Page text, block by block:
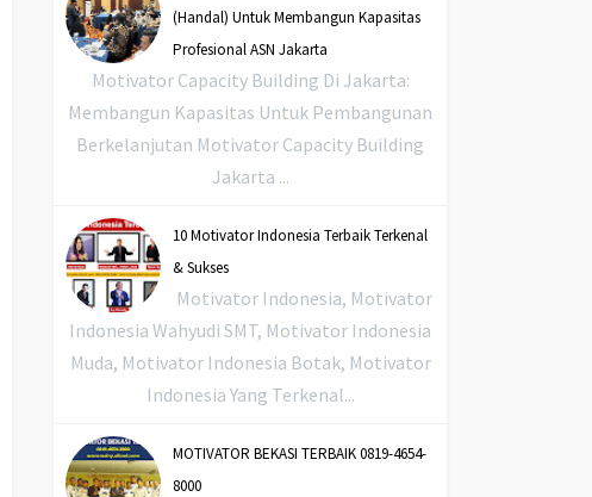
(Handal) Untuk Membangun Kapasitas
Profesional ASN Jakarta
Motivator Capacity Building Di Jakarta:
Membangun Kapasitas Untuk Pembangunan
Berkelanjutan Motivator Capacity Building
Jakarta ...
10 Motivator Indonesia Terbaik Terkenal
& Sukses
Motivator Indonesia, Motivator
Indonesia Wahyudi SMT, Motivator Indonesia
Muda, Motivator Indonesia Botak, Motivator
Indonesia Yang Terkenal...
MOTIVATOR BEKASI TERBAIK 0819-4654-
8000